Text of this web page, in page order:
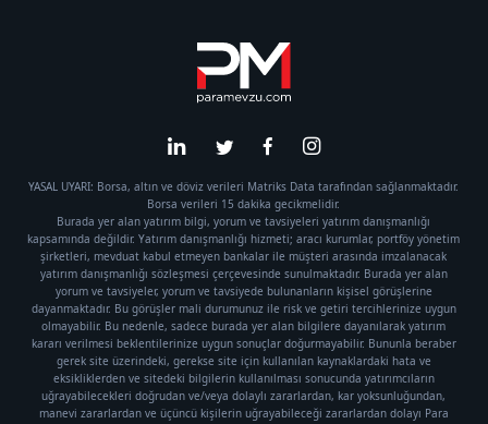
YASAL UYARI: Borsa, altın ve döviz verileri Matriks Data tarafından sağlanmaktadır.
Borsa verileri 15 dakika gecikmelidir.
Burada yer alan yatırım bilgi, yorum ve tavsiyeleri yatırım danışmanlığı
kapsamında değildir. Yatırım danışmanlığı hizmeti; aracı kurumlar, portföy yönetim
şirketleri, mevduat kabul etmeyen bankalar ile müşteri arasında imzalanacak
yatırım danışmanlığı sözleşmesi çerçevesinde sunulmaktadır. Burada yer alan
yorum ve tavsiyeler, yorum ve tavsiyede bulunanların kişisel görüşlerine
dayanmaktadır. Bu görüşler mali durumunuz ile risk ve getiri tercihlerinize uygun
olmayabilir. Bu nedenle, sadece burada yer alan bilgilere dayanılarak yatırım
kararı verilmesi beklentilerinize uygun sonuçlar doğurmayabilir. Bununla beraber
gerek site üzerindeki, gerekse site için kullanılan kaynaklardaki hata ve
eksikliklerden ve sitedeki bilgilerin kullanılması sonucunda yatırımcıların
uğrayabilecekleri doğrudan ve/veya dolaylı zararlardan, kar yoksunluğundan,
manevi zararlardan ve üçüncü kişilerin uğrayabileceği zararlardan dolayı Para